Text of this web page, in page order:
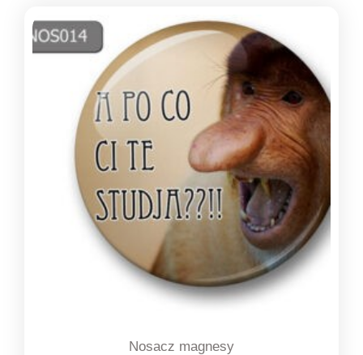
Nosacz magnesy